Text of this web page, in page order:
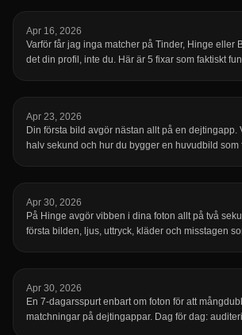
Apr 16, 2026
Varför får jag inga matcher på Tinder, Hinge eller
det din profil, inte du. Här är 5 fixar som faktiskt
Apr 23, 2026
Din första bild avgör nästan allt på en dejtingapp.
halv sekund och hur du bygger en huvudbild
Apr 30, 2026
På Hinge avgör vibben i dina foton allt på två
första bilden, ljus, uttryck, kläder och misstagen
Apr 30, 2026
En 7-dagarsspurt enbart om foton för att
matchningar på dejtingappar. Dag för dag: